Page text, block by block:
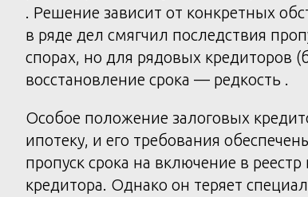
. Решение зависит от конкретных
в ряде дел смягчил последствия
спорах, но для рядовых кредиторов
восстановление срока — редкость .
Особое положение залоговых
ипотеку, и его требования
пропуск срока на включение в реестр
кредитора. Однако он теряет